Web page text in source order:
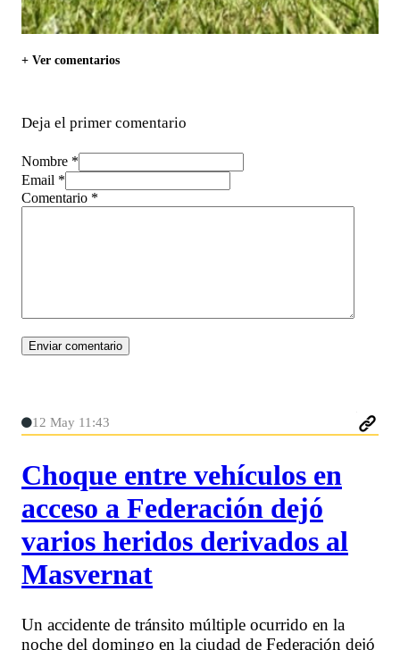
+ Ver comentarios
Deja el primer comentario
Nombre *
Email *
Comentario *
12 May 11:43
Choque entre vehículos en
acceso a Federación dejó
varios heridos derivados al
Masvernat
Un accidente de tránsito múltiple ocurrido en la
noche del domingo en la ciudad de Federación dejó